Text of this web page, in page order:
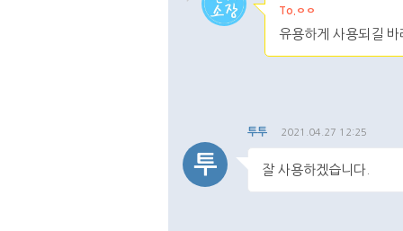
To.ㅇㅇ
유용하게 사용되길 바
투
투투 2021.04.27 12:25
잘 사용하겠습니다.